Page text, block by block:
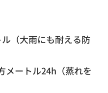
（大雨にも耐える防
メートル24h（蒸れを